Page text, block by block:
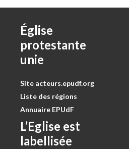
Église
protestante
unie
Site acteurs.epudf.org
Liste des régions
Annuaire EPUdF
L’Eglise est
labellisée